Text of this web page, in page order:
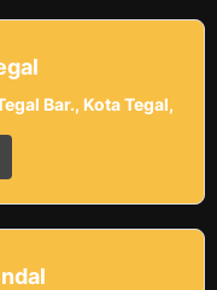
Bar., Kota Tegal,